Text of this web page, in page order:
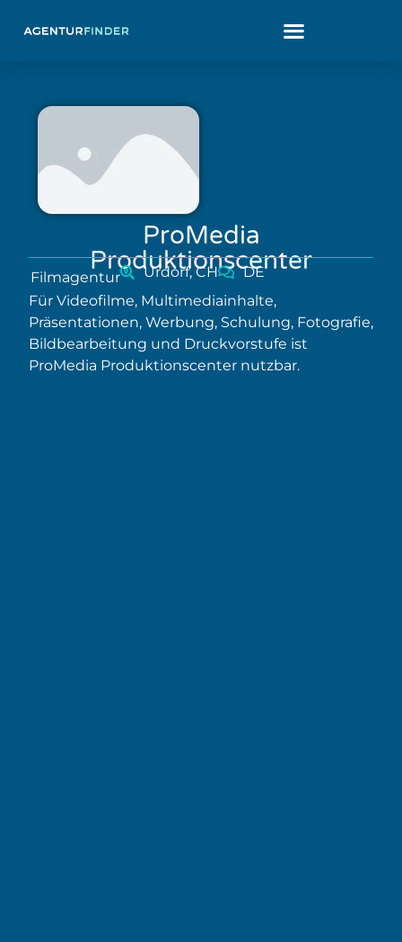
ProMedia
Produktionscenter
Filmagentur Urdorf, CH
DE
Für Videofilme, Multimediainhalte,
Präsentationen, Werbung, Schulung, Fotografie,
Bildbearbeitung und Druckvorstufe ist
ProMedia Produktionscenter nutzbar.